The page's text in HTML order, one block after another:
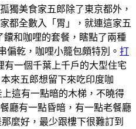
獨美食家五郎除了東京都外，
都全數入「胃」，就連這家五
和咖哩的套餐，瞎點了兩種
偏乾，咖哩小籠包頗特別。 打
有一個千葉上千戶的大型住宅
來五郎想留下來吃印度咖
這有一點暗的木梯，不曉得
廳有一點昏暗，有一點老餐廳
麼好，最少跟樓下很難訂到